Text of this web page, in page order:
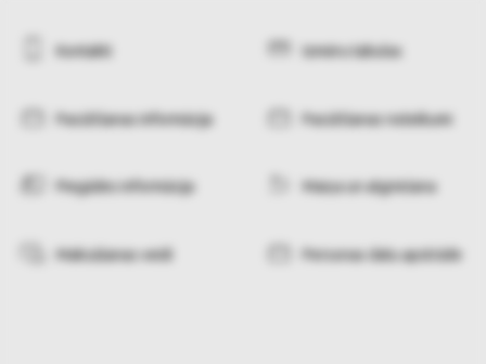
Kontakti Izmēru tabulas
Pasūtīšanas informācija Pasūtīšanas noteikumi
Piegādes informācija Maiņa un atgriešana
Maksāšanas veidi Personas datu apstrāde